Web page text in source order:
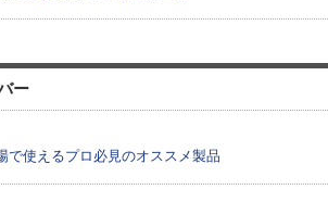
ー
で使えるプロ必見のオススメ製品